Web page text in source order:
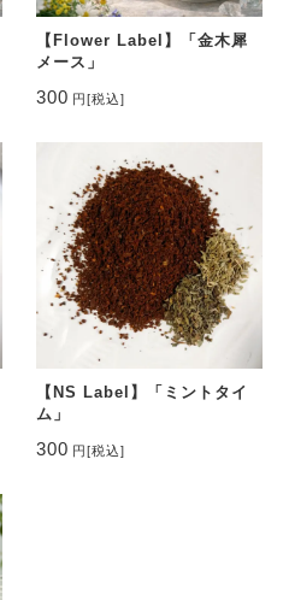
【Flower Label】「金木犀
メース」
300 円[税込]
【NS Label】「ミントタイ
ム」
300 円[税込]